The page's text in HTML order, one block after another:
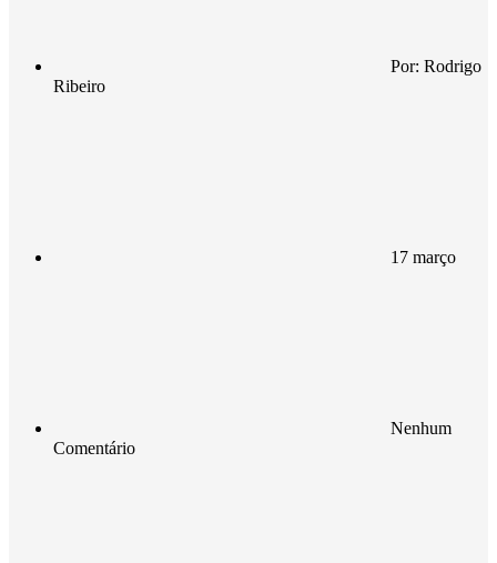
Por: Rodrigo
Ribeiro
17 março
Nenhum
Comentário